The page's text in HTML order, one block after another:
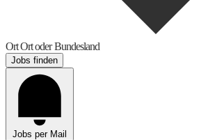
OrtOrt oder Bundesland
Jobs finden
Jobs per Mail